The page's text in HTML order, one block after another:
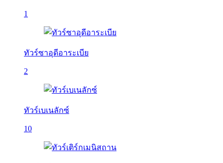
1
ทัวร์ซาอุดีอาระเบีย
2
ทัวร์เบเนลักซ์
10